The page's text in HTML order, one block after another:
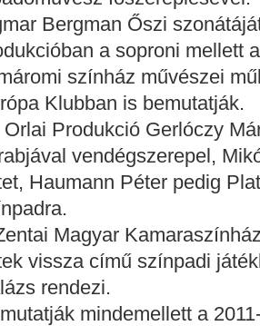
Bergman Őszi
a soproni mellett
színház művészei
Klubban is bemutatják.
Produkció Gerlóczy
vendégszerepel,
Haumann Péter pedig
Magyar
vissza című színpadi
rendezi.
mindemellett a